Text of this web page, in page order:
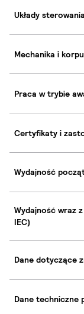
Układy
Mechanika i
Praca w trybie
Certyfikaty i
Wydajność
Wydajność wraz
IEC)
Dane dotyczące
Dane techniczne